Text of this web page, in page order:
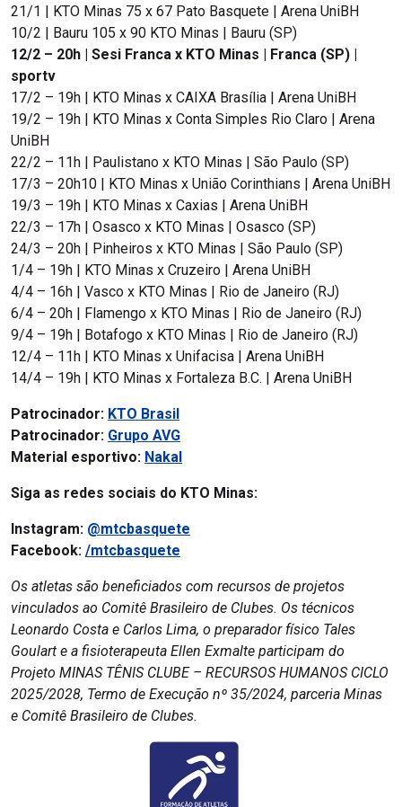
21/1 | KTO Minas 75 x 67 Pato Basquete | Arena UniBH
10/2 | Bauru 105 x 90 KTO Minas | Bauru (SP)
12/2 – 20h | Sesi Franca x KTO Minas | Franca (SP) |
sportv
17/2 – 19h | KTO Minas x CAIXA Brasília | Arena UniBH
19/2 – 19h | KTO Minas x Conta Simples Rio Claro | Arena
UniBH
22/2 – 11h | Paulistano x KTO Minas | São Paulo (SP)
17/3 – 20h10 | KTO Minas x União Corinthians | Arena UniBH
19/3 – 19h | KTO Minas x Caxias | Arena UniBH
22/3 – 17h | Osasco x KTO Minas | Osasco (SP)
24/3 – 20h | Pinheiros x KTO Minas | São Paulo (SP)
1/4 – 19h | KTO Minas x Cruzeiro | Arena UniBH
4/4 – 16h | Vasco x KTO Minas | Rio de Janeiro (RJ)
6/4 – 20h | Flamengo x KTO Minas | Rio de Janeiro (RJ)
9/4 – 19h | Botafogo x KTO Minas | Rio de Janeiro (RJ)
12/4 – 11h | KTO Minas x Unifacisa | Arena UniBH
14/4 – 19h | KTO Minas x Fortaleza B.C. | Arena UniBH
Patrocinador: KTO Brasil
Patrocinador: Grupo AVG
Material esportivo: Nakal
Siga as redes sociais do KTO Minas:
Instagram: @mtcbasquete
Facebook: /mtcbasquete
Os atletas são beneficiados com recursos de projetos
vinculados ao Comitê Brasileiro de Clubes. Os técnicos
Leonardo Costa e Carlos Lima, o preparador físico Tales
Goulart e a fisioterapeuta Ellen Exmalte participam do
Projeto MINAS TÊNIS CLUBE – RECURSOS HUMANOS CICLO
2025/2028, Termo de Execução nº 35/2024, parceria Minas
e Comitê Brasileiro de Clubes.